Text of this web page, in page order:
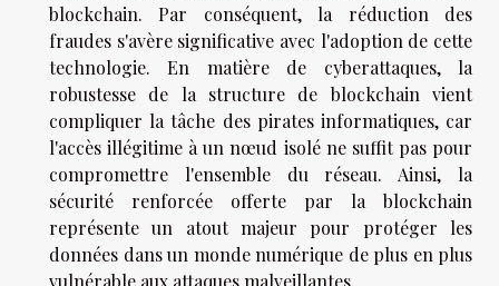
blockchain. Par conséquent, la réduction des
fraudes s'avère significative avec l'adoption de cette
technologie. En matière de cyberattaques, la
robustesse de la structure de blockchain vient
compliquer la tâche des pirates informatiques, car
l'accès illégitime à un nœud isolé ne suffit pas pour
compromettre l'ensemble du réseau. Ainsi, la
sécurité renforcée offerte par la blockchain
représente un atout majeur pour protéger les
données dans un monde numérique de plus en plus
vulnérable aux attaques malveillantes.